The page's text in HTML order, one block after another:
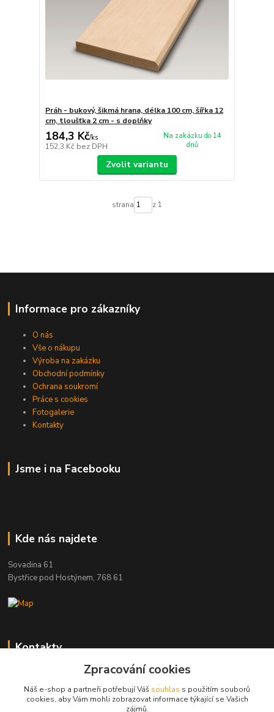
Práh - bukový, šikmá hrana, délka 100 cm, šířka 12
cm, tloušťka 2 cm - s doplňky
184,3 Kč/ks
152,3 Kč bez DPH
Na zakázku do 14
dnů
Zvolit variantu
strana z 1
Informace pro zákazníky
O nás
Vše o nákupu
Výroba na zakázku
Obchodní podmínky
Ochrana soukromí
Práce s cookies
Fotogalerie
Kontakty
Jsme i na Facebooku
Kde nás najdete
Sovadina 61
Bystřice pod Hostýnem, 768 61
Kontakty
DŘEVOPRODUKT BEDNAŘÍK s.r.o.
+420 739 454 600
(Po-Pá, 7-15 hod.)
Zpracování cookies
Náš e-shop a partneři potřebují Váš souhlas s použitím souborů
cookies, aby Vám mohli zobrazovat informace týkající se Vašich
zájmů.